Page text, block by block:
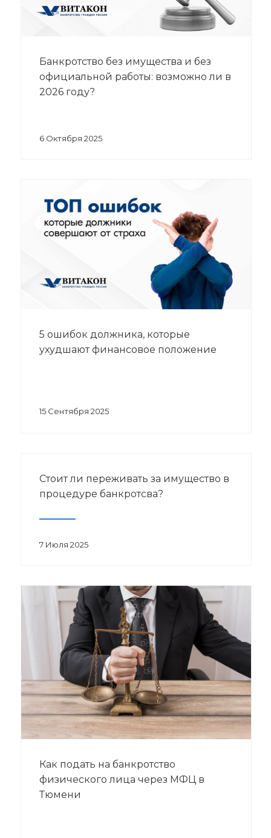
Банкротство без имущества и без
официальной работы: возможно ли в
2026 году?
6 Октября 2025
5 ошибок должника, которые
ухудшают финансовое положение
15 Сентября 2025
Стоит ли переживать за имущество в
процедуре банкротсва?
7 Июля 2025
Как подать на банкротство
физического лица через МФЦ в
Тюмени